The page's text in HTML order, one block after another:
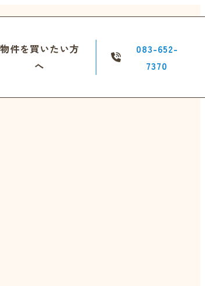
物件を買いたい方
へ
083-652-
7370